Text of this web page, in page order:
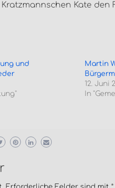
Kate
und
Martin
12. Juni
In